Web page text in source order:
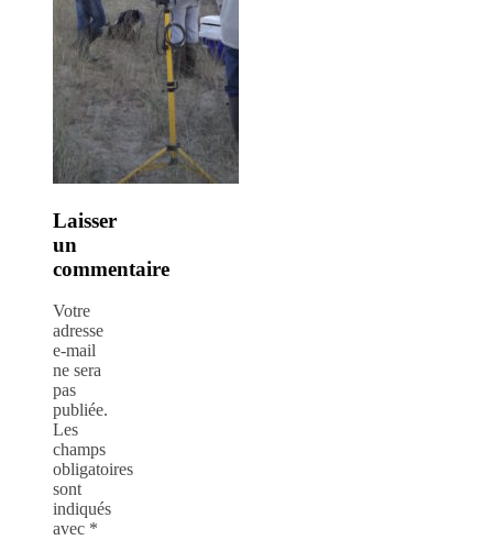
Surfcasting – L'île d'Yeu – Association
Laisser
un
commentaire
Votre
adresse
e-mail
ne sera
pas
publiée.
Les
champs
obligatoires
sont
indiqués
avec *